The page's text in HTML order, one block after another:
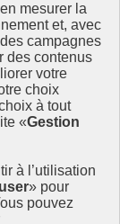
mesurer la
et, avec
campagnes
des contenus
votre
choix
à tout
«Gestion
à l’utilisation
» pour
pouvez
l’Agenda
la mobilisation de